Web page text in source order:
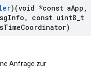
)(void *const aApp ,
Info , const uint8 t
TimeCoordinator)
Anfrage zur